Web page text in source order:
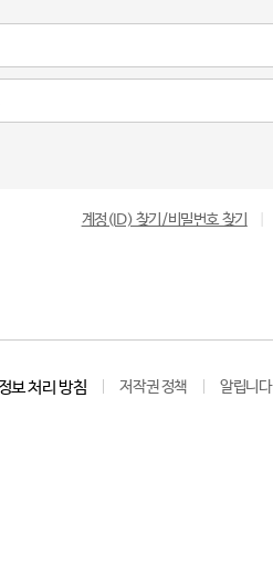
계정(ID) 찾기/비밀번호 찾기
보 처리 방침 저작권 정책 알립니다